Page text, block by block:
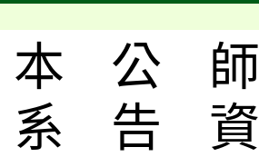
本
系
公
告
師
資